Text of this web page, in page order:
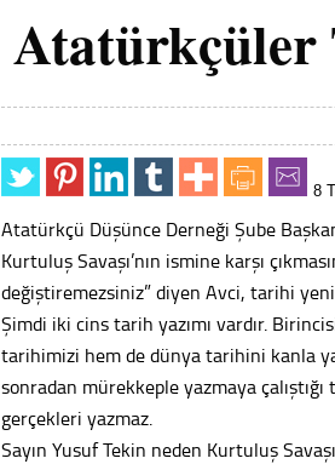
Atatürkçüler
8
Atatürkçü Düşünce Derneği Şube
Kurtuluş Savaşı’nın ismine karşı
değiştiremezsiniz” diyen Avci, tarihi
Şimdi iki cins tarih yazımı vardır.
tarihimizi hem de dünya tarihini kanla
sonradan mürekkeple yazmaya
gerçekleri yazmaz.
Sayın Yusuf Tekin neden Kurtuluş